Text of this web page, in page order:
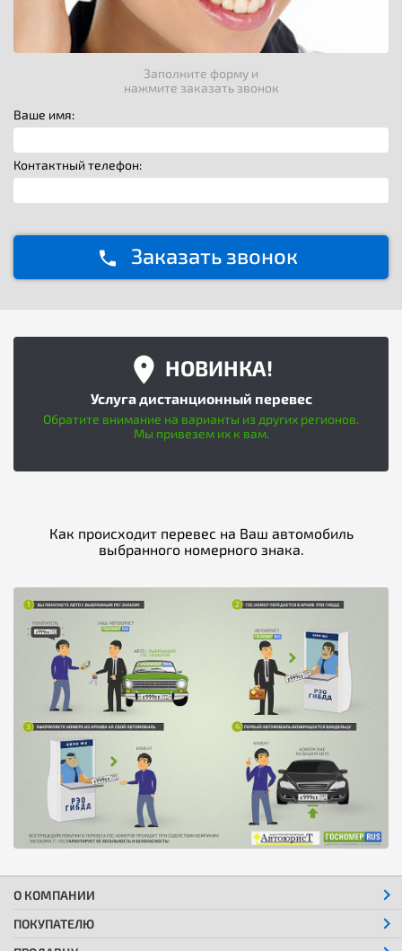
Заполните форму и
нажмите заказать звонок
Ваше имя:
Контактный телефон:
Заказать звонок
НОВИНКА!
Услуга дистанционный перевес
Обратите внимание на варианты из других регионов.
Мы привезем их к вам.
Как происходит перевес на Ваш автомобиль
выбранного номерного знака.
О КОМПАНИИ
ПОКУПАТЕЛЮ